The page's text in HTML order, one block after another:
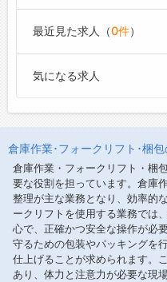
最近見た求人（0件）
気になる求人
倉庫作業･フォークリフト･梱
倉庫作業・フォークリフト・梱
要な役割を担っています。倉庫
整理が主な業務となり、効率的
ークリフトを使用する業務では
心で、正確かつ安全な操作が必
守るための包装やパッキングを
仕上げることが求められます。
あり、体力と注意力が必要な現